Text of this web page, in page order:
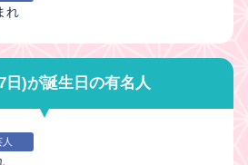
れ
日)が誕生日の有名人